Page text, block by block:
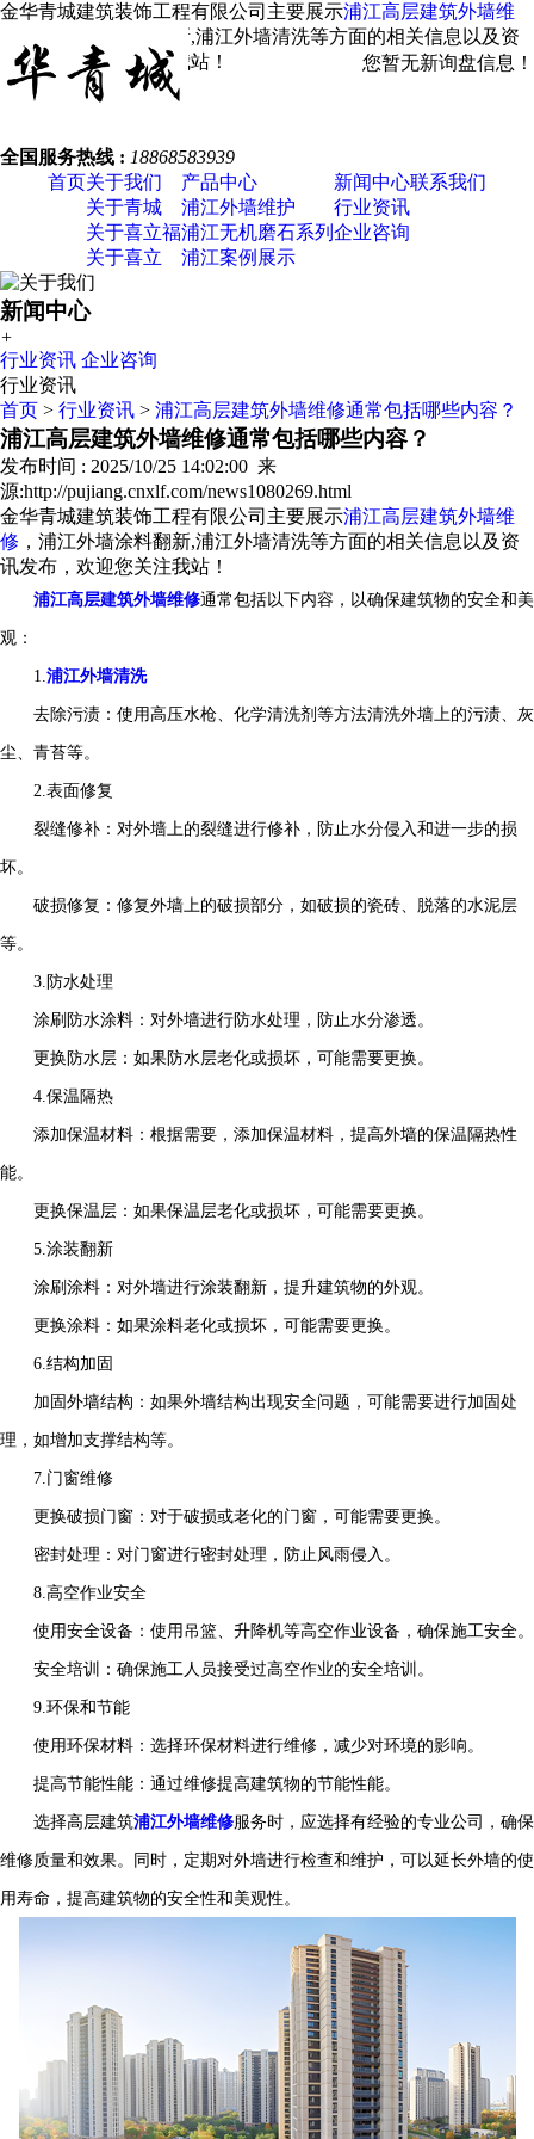
金华青城建筑装饰工程有限公司主要展示浦江高层建筑外墙维
，浦江外墙涂料翻新,浦江外墙清洗等方面的相关信息以及资
讯发布，欢迎您关注我站！
您暂无新询盘信息！
全国服务热线 : 18868583939
首页关于我们
关于青城
关于喜立福
关于喜立
产品中心
浦江外墙维护
浦江无机磨石系列
浦江案例展示
新闻中心
行业资讯
企业咨询
联系我们
新闻中心
+
行业资讯 企业咨询
行业资讯
首页 > 行业资讯 > 浦江高层建筑外墙维修通常包括哪些内容？
浦江高层建筑外墙维修通常包括哪些内容？
发布时间 : 2025/10/25 14:02:00 来
源:http://pujiang.cnxlf.com/news1080269.html
金华青城建筑装饰工程有限公司主要展示浦江高层建筑外墙维
修 ，浦江外墙涂料翻新,浦江外墙清洗等方面的相关信息以及资
讯发布，欢迎您关注我站！
浦江高层建筑外墙维修通常包括以下内容，以确保建筑物的安全和美
观：
1.浦江外墙清洗
去除污渍：使用高压水枪、化学清洗剂等方法清洗外墙上的污渍、灰
尘、青苔等。
2.表面修复
裂缝修补：对外墙上的裂缝进行修补，防止水分侵入和进一步的损
坏。
破损修复：修复外墙上的破损部分，如破损的瓷砖、脱落的水泥层
等。
3.防水处理
涂刷防水涂料：对外墙进行防水处理，防止水分渗透。
更换防水层：如果防水层老化或损坏，可能需要更换。
4.保温隔热
添加保温材料：根据需要，添加保温材料，提高外墙的保温隔热性
能。
更换保温层：如果保温层老化或损坏，可能需要更换。
5.涂装翻新
涂刷涂料：对外墙进行涂装翻新，提升建筑物的外观。
更换涂料：如果涂料老化或损坏，可能需要更换。
6.结构加固
加固外墙结构：如果外墙结构出现安全问题，可能需要进行加固处
理，如增加支撑结构等。
7.门窗维修
更换破损门窗：对于破损或老化的门窗，可能需要更换。
密封处理：对门窗进行密封处理，防止风雨侵入。
8.高空作业安全
使用安全设备：使用吊篮、升降机等高空作业设备，确保施工安全。
安全培训：确保施工人员接受过高空作业的安全培训。
9.环保和节能
使用环保材料：选择环保材料进行维修，减少对环境的影响。
提高节能性能：通过维修提高建筑物的节能性能。
选择高层建筑浦江外墙维修服务时，应选择有经验的专业公司，确保
维修质量和效果。同时，定期对外墙进行检查和维护，可以延长外墙的使
用寿命，提高建筑物的安全性和美观性。